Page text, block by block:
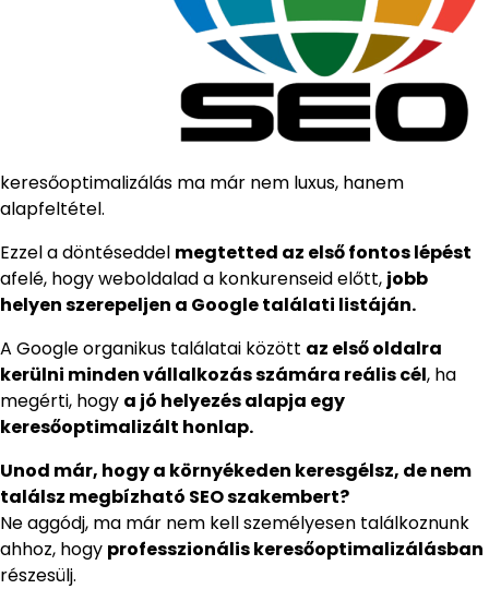
keresőoptimalizálás ma már nem luxus, hanem
alapfeltétel.
Ezzel a döntéseddel megtetted az első fontos lépést
afelé, hogy weboldalad a konkurenseid előtt, jobb
helyen szerepeljen a Google találati listáján.
A Google organikus találatai között az első oldalra
kerülni minden vállalkozás számára reális cél, ha
megérti, hogy a jó helyezés alapja egy
keresőoptimalizált honlap.
Unod már, hogy a környékeden keresgélsz, de nem
találsz megbízható SEO szakembert?
Ne aggódj, ma már nem kell személyesen találkoznunk
ahhoz, hogy professzionális keresőoptimalizálásban
részesülj.